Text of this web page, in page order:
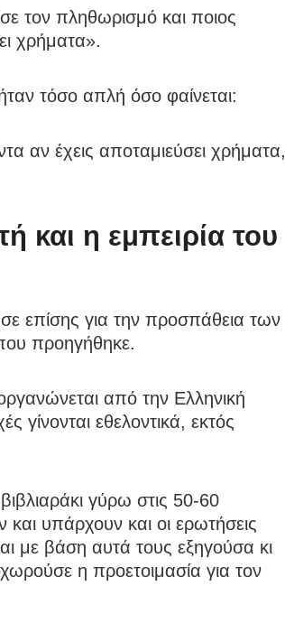
τον πληθωρισμό και ποιος
χρήματα».
τόσο απλή όσο φαίνεται:
αν έχεις αποταμιεύσει χρήματα,
και η εμπειρία του
επίσης για την προσπάθεια των
προηγήθηκε.
από την Ελληνική
εθελοντικά, εκτός
γύρω στις 50-60
υπάρχουν και οι ερωτήσεις
με βάση αυτά τους εξηγούσα κι
η προετοιμασία για τον